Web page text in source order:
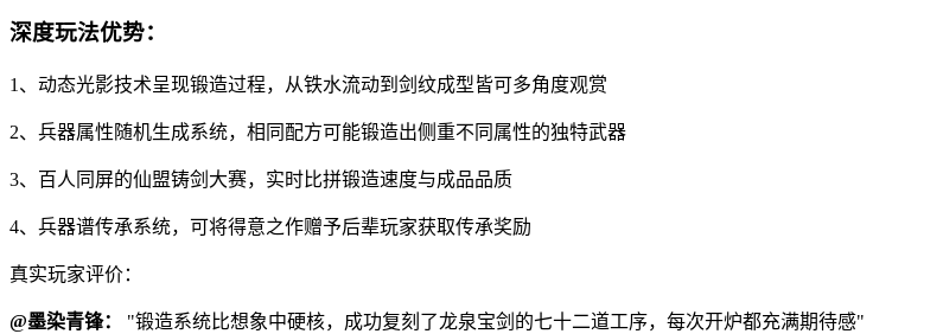
深度玩法优势：
1、动态光影技术呈现锻造过程，从铁水流动到剑纹成型皆可多角度观赏
2、兵器属性随机生成系统，相同配方可能锻造出侧重不同属性的独特武器
3、百人同屏的仙盟铸剑大赛，实时比拼锻造速度与成品品质
4、兵器谱传承系统，可将得意之作赠予后辈玩家获取传承奖励
真实玩家评价：
@墨染青锋： "锻造系统比想象中硬核，成功复刻了龙泉宝剑的七十二道工序，每次开炉都充满期待感"